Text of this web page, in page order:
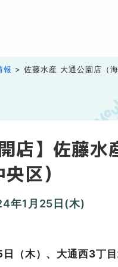
報 佐藤水産 大通公園店（
店】佐藤
区）
年1月25日(木)
（木）、大通西3丁